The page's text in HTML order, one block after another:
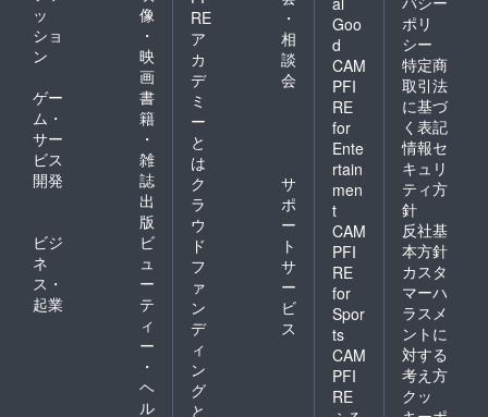
ッ
ショ
ン
像
・
映
画
ゲー
ム・
サー
ビス
開発
書
籍
・
雑
誌
出
版
ビジ
ネ
ス・
起業
ビ
ュ
ー
テ
ィ
ー
・
ヘ
ル
RE
ア
カ
デ
ミ
ー
と
は
・
相
談
会
ク
ラ
ウ
ド
フ
ァ
ン
デ
ィ
ン
グ
と
サ
ポ
ー
ト
サ
ー
ビ
ス
Goo
d
CAM
PFI
RE
for
Ente
rtain
men
t
CAM
PFI
RE
for
Spor
ts
CAM
PFI
RE
ポリ
シー
特定商
取引法
に基づ
く表記
情報セ
キュリ
ティ方
針
反社基
本方針
カスタ
マーハ
ラスメ
ントに
対する
考え方
クッ